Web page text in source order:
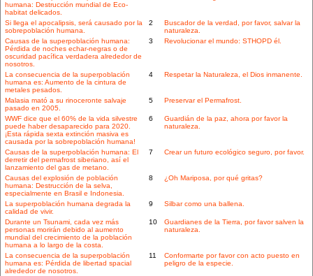
humana: Destrucción mundial de Eco-
habitat delicados.
Si llega el apocalipsis, será causado por la
sobrepoblación humana.
2
Buscador de la verdad, por favor, salvar la
naturaleza.
Causas de la superpoblación humana:
Pérdida de noches echar-negras o de
oscuridad pacífica verdadera alrededor de
nosotros.
3 Revolucionar el mundo: STHOPD él.
La consecuencia de la superpoblación
humana es: Aumento de la cintura de
metales pesados.
4 Respetar la Naturaleza, el Dios inmanente.
Malasia mató a su rinoceronte salvaje
pasado en 2005.
5 Preservar el Permafrost.
WWF dice que el 60% de la vida silvestre
puede haber desaparecido para 2020.
¡Esta rápida sexta extinción masiva es
causada por la sobrepoblación humana!
6
Guardián de la paz, ahora por favor la
naturaleza.
Causas de la superpoblación humana: El
derretir del permafrost siberiano, así el
lanzamiento del gas de metano.
7 Crear un futuro ecológico seguro, por favor.
Causas del explosión de población
humana: Destrucción de la selva,
especialmente en Brasil e Indonesia.
8 ¿Oh Mariposa, por qué gritas?
La superpoblación humana degrada la
calidad de vivir.
9 Silbar como una ballena.
Durante un Tsunami, cada vez más
personas morirán debido al aumento
mundial del crecimiento de la población
humana a lo largo de la costa.
10
Guardianes de la Tierra, por favor salven la
naturaleza.
La consecuencia de la superpoblación
humana es: Pérdida de libertad spacial
alrededor de nosotros.
11
Conformarte por favor con acto puesto en
peligro de la especie.